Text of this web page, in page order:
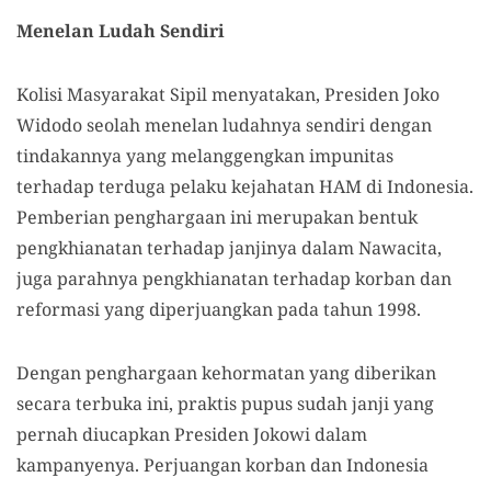
Menelan Ludah Sendiri
Kolisi Masyarakat Sipil menyatakan, Presiden Joko
Widodo seolah menelan ludahnya sendiri dengan
tindakannya yang melanggengkan impunitas
terhadap terduga pelaku kejahatan HAM di Indonesia.
Pemberian penghargaan ini merupakan bentuk
pengkhianatan terhadap janjinya dalam Nawacita,
juga parahnya pengkhianatan terhadap korban dan
reformasi yang diperjuangkan pada tahun 1998.
Dengan penghargaan kehormatan yang diberikan
secara terbuka ini, praktis pupus sudah janji yang
pernah diucapkan Presiden Jokowi dalam
kampanyenya. Perjuangan korban dan Indonesia